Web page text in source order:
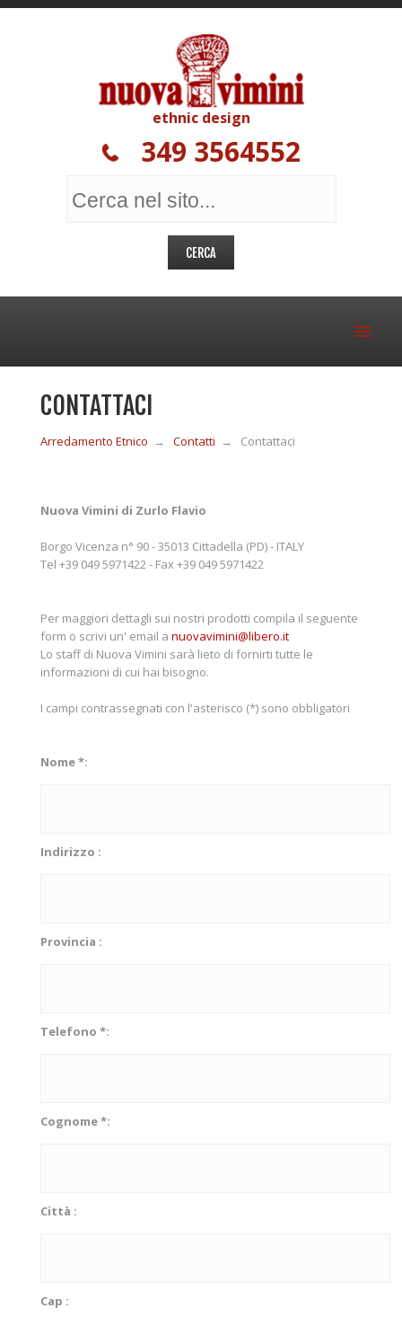
ethnic design
349 3564552
MOBILI IN LEGNO
MOBILI ETNICI BAMBÙ
MOBILI IN RATTAN
MOBILI IN GIUNCO
CONTATTI
CONTATTACI
Arredamento Etnico → Contatti → Contattaci
Nuova Vimini di Zurlo Flavio
Borgo Vicenza n° 90 - 35013 Cittadella (PD) - ITALY
Tel +39 049 5971422 - Fax +39 049 5971422
Per maggiori dettagli sui nostri prodotti compila il seguente
form o scrivi un' email a nuovavimini@libero.it
Lo staff di Nuova Vimini sarà lieto di fornirti tutte le
informazioni di cui hai bisogno.
I campi contrassegnati con l'asterisco (*) sono obbligatori
Nome *:
Indirizzo :
Provincia :
Telefono *:
Cognome *:
Città :
Cap :